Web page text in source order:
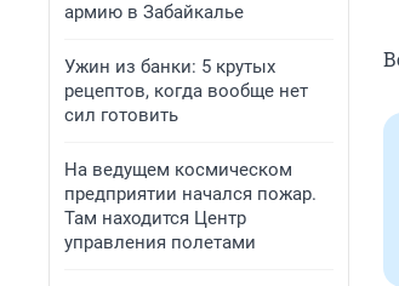
армию в Забайкалье
Ужин из банки: 5 крутых
рецептов, когда вообще нет
сил готовить
На ведущем космическом
предприятии начался пожар.
Там находится Центр
управления полетами